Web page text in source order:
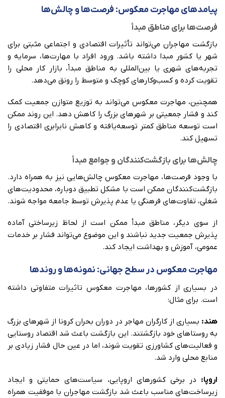
پیامدهای مهاجرت معکوس: فرصت‌ها و چالش‌ها
فرصت‌ها برای مناطق مبدأ
بازگشت مهاجران می‌تواند تأثیرات اقتصادی و اجتماعی مثبتی برای
شهر یا کشور مبدا داشته باشد. ورود افراد با مهارت‌ها، سرمایه و
تجربه‌های شهری یا بین‌المللی به مناطق مبدأ، بازار کار محلی را
تقویت کرده و کسب‌وکارهای کوچک و متوسط را رونق می‌دهد.
همچنین، مهاجرت معکوس می‌تواند به توزیع متوازن جمعیت کمک
کند و فشار جمعیتی بر شهرهای بزرگ را کاهش دهد. این روند ممکن
است توسعه مناطق کمتر توسعه‌یافته و کاهش نابرابری اقتصادی را
تسهیل کند.
چالش‌ها برای بازگشت‌کنندگان و جوامع مبدأ
با وجود فرصت‌ها، مهاجرت معکوس چالش‌هایی نیز به همراه دارد.
بازگشت‌کنندگان ممکن است با مشکل تطبیق دوباره، محدودیت‌های
شغلی، تفاوت‌های فرهنگی یا عدم پذیرش توسط جامعه مواجه شوند.
از سوی دیگر، مناطق مبدأ ممکن است از لحاظ زیرساختی آماده
پذیرش جمعیت جدید نباشند و این موضوع می‌تواند فشار بر خدمات
عمومی، آموزش و بهداشت ایجاد کند.
مهاجرت معکوس در سطح جهانی: نمونه‌ها و روندها
در بسیاری از کشورها، مهاجرت معکوس تاثیرات متفاوتی داشته
است. برای مثال:
هند: بسیاری از کارگران مهاجر در دوران بحران کرونا از شهرهای بزرگ
به روستاهای خود بازگشتند. این بازگشت باعث شد اقتصاد روستایی
و فعالیت‌های کشاورزی تقویت شوند، اما در عین حال فشار زیادی بر
منابع محلی وارد شد.
اروپا: در برخی کشورهای اروپایی، سیاست‌های حمایتی و ایجاد
زیرساخت‌های مناسب باعث شد بازگشت مهاجران با موفقیت همراه